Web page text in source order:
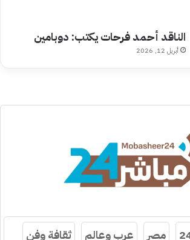
الناقد أحمد فرحات يكتب: دوبامين
أبريل 12, 2026
مصر عرب وعالم ثقافة وفن